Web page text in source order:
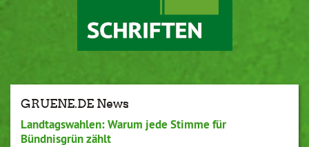
GRUENE.DE News
Landtagswahlen: Warum jede Stimme für
Bündnisgrün zählt